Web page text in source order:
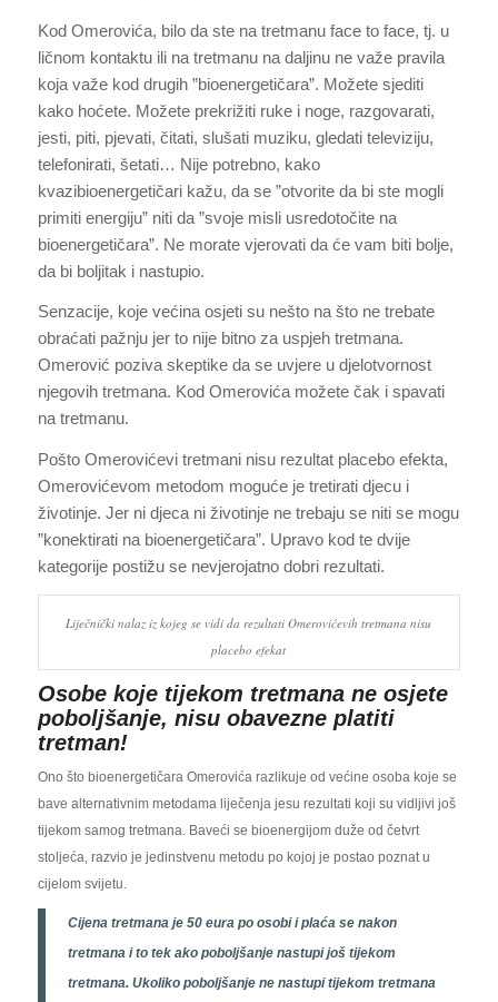
Kod Omerovića, bilo da ste na tretmanu face to face, tj. u
ličnom kontaktu ili na tretmanu na daljinu ne važe pravila
koja važe kod drugih ”bioenergetičara”. Možete sjediti
kako hoćete. Možete prekrižiti ruke i noge, razgovarati,
jesti, piti, pjevati, čitati, slušati muziku, gledati televiziju,
telefonirati, šetati… Nije potrebno, kako
kvazibioenergetičari kažu, da se ”otvorite da bi ste mogli
primiti energiju” niti da ”svoje misli usredotočite na
bioenergetičara”. Ne morate vjerovati da će vam biti bolje,
da bi boljitak i nastupio.
Senzacije, koje većina osjeti su nešto na što ne trebate
obraćati pažnju jer to nije bitno za uspjeh tretmana.
Omerović poziva skeptike da se uvjere u djelotvornost
njegovih tretmana. Kod Omerovića možete čak i spavati
na tretmanu.
Pošto Omerovićevi tretmani nisu rezultat placebo efekta,
Omerovićevom metodom moguće je tretirati djecu i
životinje. Jer ni djeca ni životinje ne trebaju se niti se mogu
”konektirati na bioenergetičara”. Upravo kod te dvije
kategorije postižu se nevjerojatno dobri rezultati.
Liječnički nalaz iz kojeg se vidi da rezultati Omerovićevih tretmana nisu
placebo efekat
Osobe koje tijekom tretmana ne osjete
poboljšanje, nisu obavezne platiti
tretman!
Ono što bioenergetičara Omerovića razlikuje od većine osoba koje se
bave alternativnim metodama liječenja jesu rezultati koji su vidljivi još
tijekom samog tretmana. Baveći se bioenergijom duže od četvrt
stoljeća, razvio je jedinstvenu metodu po kojoj je postao poznat u
cijelom svijetu.
Cijena tretmana je 50 eura po osobi i plaća se nakon
tretmana i to tek ako poboljšanje nastupi još tijekom
tretmana. Ukoliko poboljšanje ne nastupi tijekom tretmana